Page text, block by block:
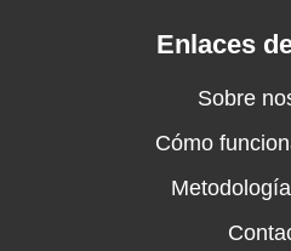
Enlaces
Sobre
Cómo